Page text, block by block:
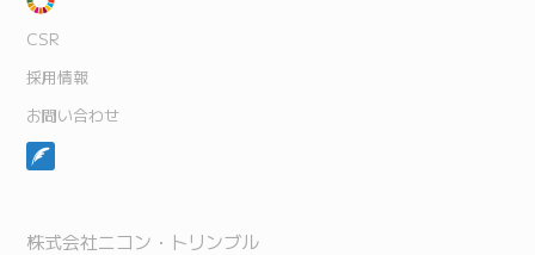
CSR
採用情報
お問い合わせ
株式会社ニコン・トリンブル